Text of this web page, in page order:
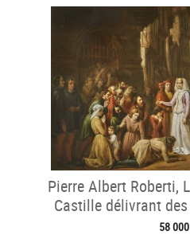
Pierre Albert Roberti,
Castille délivrant
58